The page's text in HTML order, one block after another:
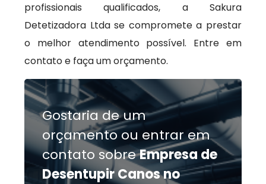
profissionais qualificados, a Sakura
Detetizadora Ltda se compromete a prestar
o melhor atendimento possível. Entre em
contato e faça um orçamento.
Gostaria de um
orçamento ou entrar em
contato sobreEmpresa de
Desentupir Canos no